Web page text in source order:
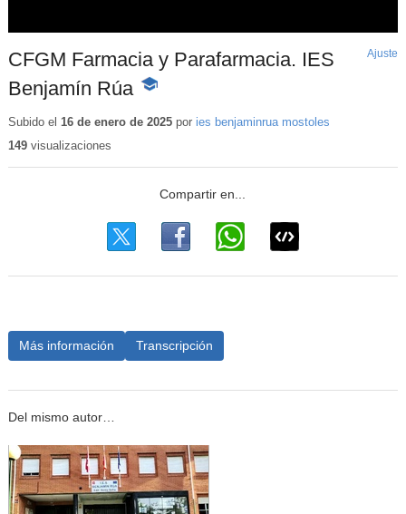
CFGM Farmacia y Parafarmacia. IES
Benjamín Rúa -
educativo
Ajuste
Subido el 16 de enero de 2025por ies benjaminrua mostoles
149visualizaciones
Más información Transcripción
Del mismo autor…